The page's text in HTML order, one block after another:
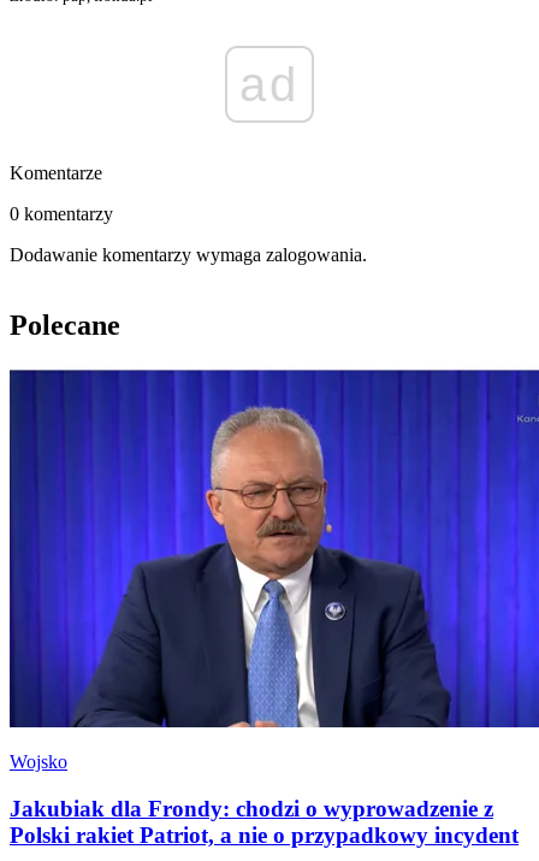
ad
Komentarze
0 komentarzy
Dodawanie komentarzy wymaga zalogowania.
Polecane
Wojsko
Jakubiak dla Frondy: chodzi o wyprowadzenie z
Polski rakiet Patriot, a nie o przypadkowy incydent